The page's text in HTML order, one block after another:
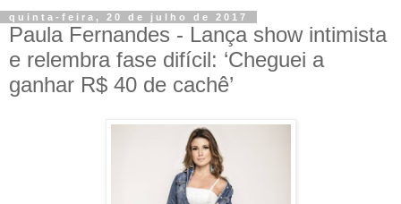
quinta-feira, 20 de julho de 2017
Paula Fernandes - Lança show intimista
e relembra fase difícil: ‘Cheguei a
ganhar R$ 40 de cachê’